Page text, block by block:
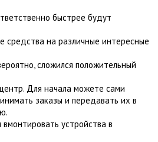
быстрее будут
средства на различные интересные
сложился положительный
Для начала можете сами
заказы и передавать их в
устройства в